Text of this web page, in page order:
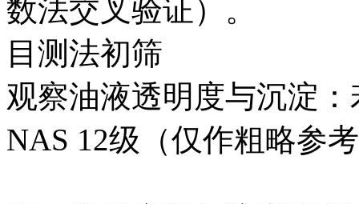
数法交叉验证）。
目测法初筛‌
观察油液透明度与沉淀
NAS 12级（仅作粗略参